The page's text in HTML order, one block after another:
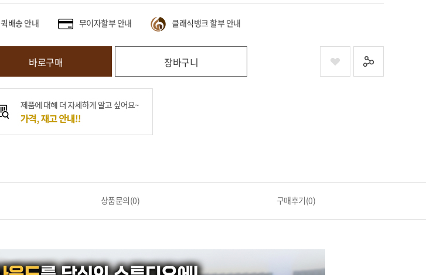
퀵배송 안내 무이자할부 안내 클래식뱅크 할부 안내
바로구매 장바구니
상품문의(0) 구매후기(0)